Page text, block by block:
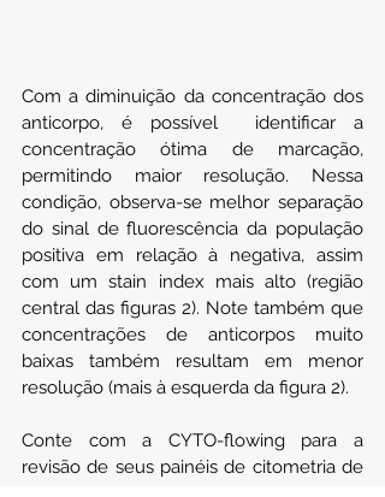
Com a diminuição da concentração dos
anticorpo, é possível  identificar a
concentração ótima de marcação,
permitindo maior resolução. Nessa
condição, observa-se melhor separação
do sinal de fluorescência da população
positiva em relação à negativa, assim
com um stain index mais alto (região
central das figuras 2). Note também que
concentrações de anticorpos muito
baixas também resultam em menor
resolução (mais à esquerda da figura 2).
Conte com a CYTO-flowing para a
revisão de seus painéis de citometria de